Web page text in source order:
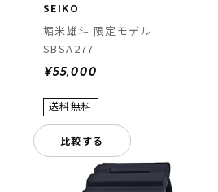
SEIKO
堀米雄斗 限定モデル
SBSA277
¥55,000
比較する